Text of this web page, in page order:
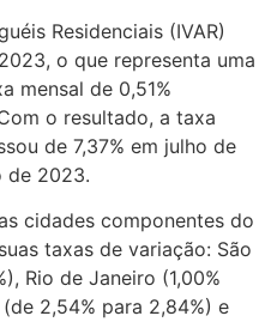
Residenciais (IVAR)
o que representa uma
mensal de 0,51%
o resultado, a taxa
de 7,37% em julho de
de 2023.
cidades componentes do
taxas de variação: São
Rio de Janeiro (1,00%
2,54% para 2,84%) e